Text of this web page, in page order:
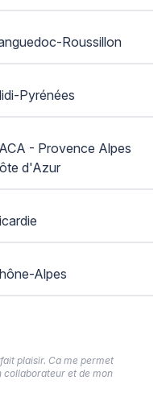
Roussillon
Pyrénées
- Provence Alpes
d'Azur
Alpes
plaisir. Ca me permet
collaborateur et de mon